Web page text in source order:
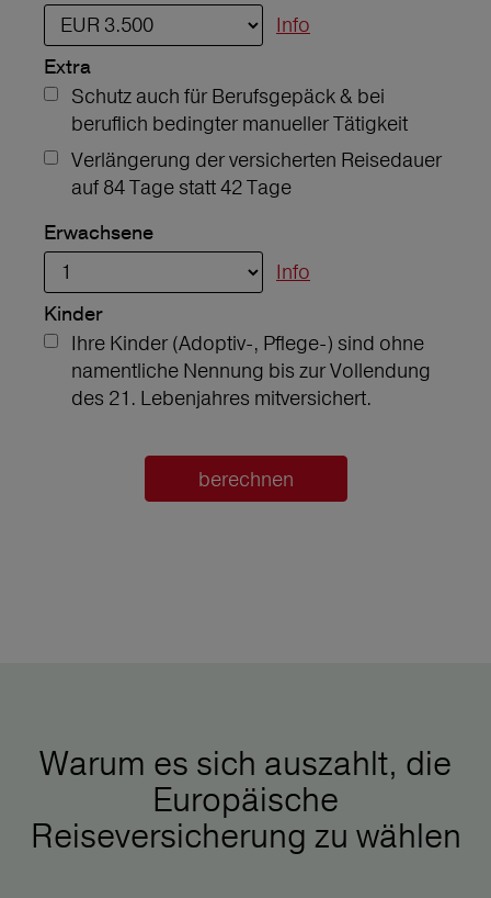
Info
Extra
Schutz auch für Berufsgepäck & bei
beruflich bedingter manueller Tätigkeit
Verlängerung der versicherten Reisedauer
auf 84 Tage statt 42 Tage
Erwachsene
Info
Kinder
Ihre Kinder (Adoptiv-, Pflege-) sind ohne
namentliche Nennung bis zur Vollendung
des 21. Lebenjahres mitversichert.
berechnen
Warum es sich auszahlt, die
Europäische
Reiseversicherung zu wählen